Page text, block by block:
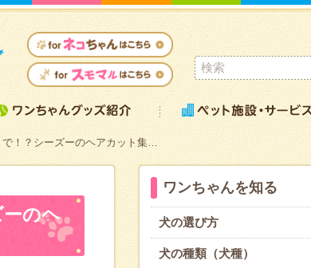
！？シーズーのヘアカット集…
のヘ
ワンちゃんを知る
犬の選び方
犬の種類（犬種）